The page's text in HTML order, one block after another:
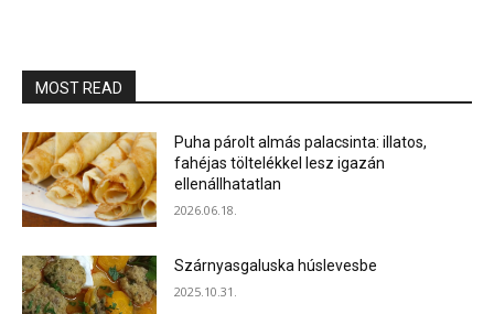
MOST READ
Puha párolt almás palacsinta: illatos,
fahéjas töltelékkel lesz igazán
ellenállhatatlan
2026.06.18.
Szárnyasgaluska húslevesbe
2025.10.31.